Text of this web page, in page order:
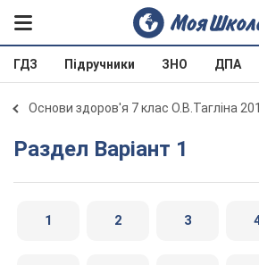
ГДЗ Підручники ЗНО ДПА
Основи здоров'я 7 клас О.В.Тагліна
Раздел Варіант 1
1 2 3